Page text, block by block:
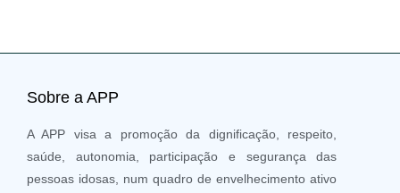
Sobre a APP
A APP visa a promoção da dignificação, respeito,
saúde, autonomia, participação e segurança das
pessoas idosas, num quadro de envelhecimento ativo